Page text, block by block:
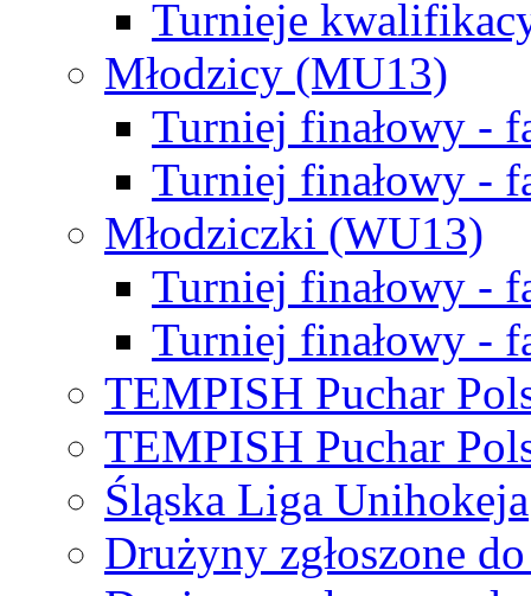
Turnieje
Młodzicy (MU13)
Turniej finałowy -
Turniej finałowy -
Młodziczki (WU13)
Turniej finałowy -
Turniej finałowy -
TEMPISH Puchar
TEMPISH Puchar
Śląska Liga Unihokeja
Drużyny zgłoszone